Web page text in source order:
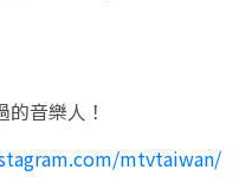
音樂人！
mtvtaiwan/